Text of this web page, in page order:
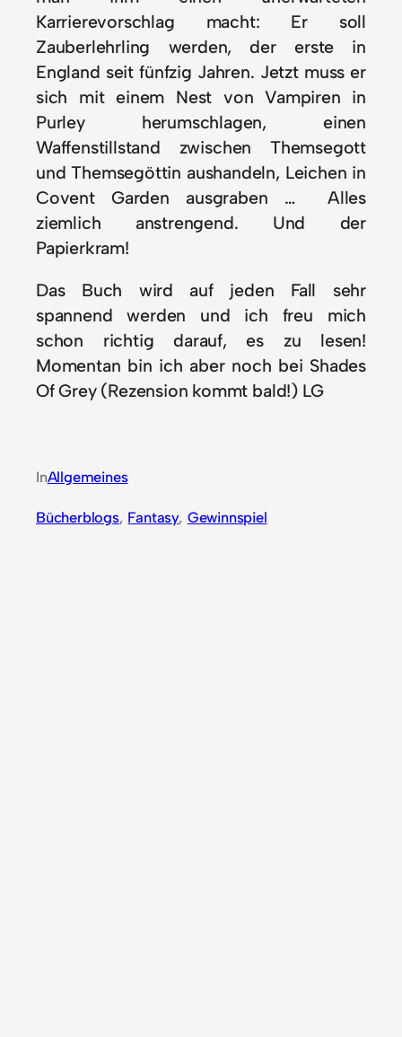
Karrierevorschlag macht: Er soll
Zauberlehrling werden, der erste in
England seit fünfzig Jahren. Jetzt muss er
sich mit einem Nest von Vampiren in
Purley herumschlagen, einen
Waffenstillstand zwischen Themsegott
und Themsegöttin aushandeln, Leichen in
Covent Garden ausgraben … Alles
ziemlich anstrengend. Und der
Papierkram!
Das Buch wird auf jeden Fall sehr
spannend werden und ich freu mich
schon richtig darauf, es zu lesen!
Momentan bin ich aber noch bei Shades
Of Grey (Rezension kommt bald!) LG
InAllgemeines
Bücherblogs, Fantasy, Gewinnspiel